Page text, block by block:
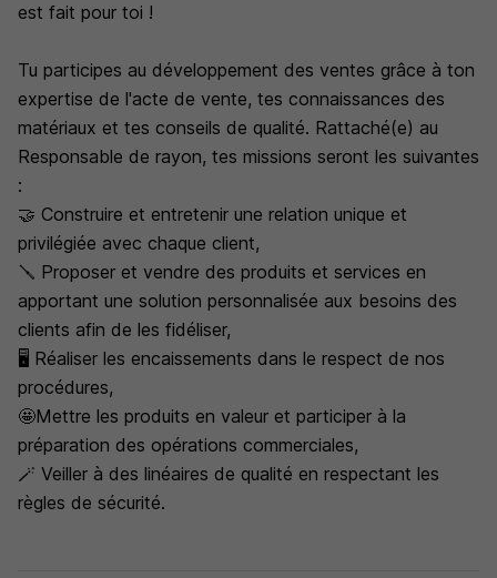
est fait pour toi !
Tu participes au développement des ventes grâce à ton
expertise de l'acte de vente, tes connaissances des
matériaux et tes conseils de qualité. Rattaché(e) au
Responsable de rayon, tes missions seront les suivantes
:
🤝 Construire et entretenir une relation unique et
privilégiée avec chaque client,
🪛 Proposer et vendre des produits et services en
apportant une solution personnalisée aux besoins des
clients afin de les fidéliser,
🖥️ Réaliser les encaissements dans le respect de nos
procédures,
🤩Mettre les produits en valeur et participer à la
préparation des opérations commerciales,
🪄 Veiller à des linéaires de qualité en respectant les
règles de sécurité.